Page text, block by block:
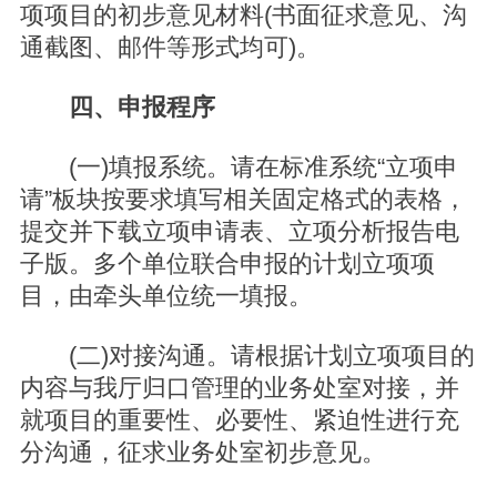
项项目的初步意见材料(书面征求意见、沟
通截图、邮件等形式均可)。
四、申报程序
(一)填报系统。请在标准系统“立项申
请”板块按要求填写相关固定格式的表格，
提交并下载立项申请表、立项分析报告电
子版。多个单位联合申报的计划立项项
目，由牵头单位统一填报。
(二)对接沟通。请根据计划立项项目的
内容与我厅归口管理的业务处室对接，并
就项目的重要性、必要性、紧迫性进行充
分沟通，征求业务处室初步意见。